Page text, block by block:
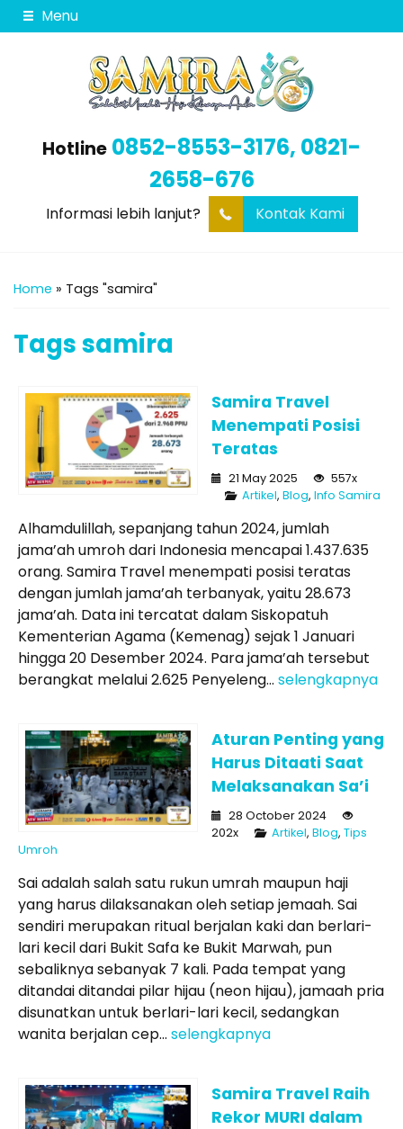
Menu
Hotline 0852-8553-3176, 0821-
2658-676
Informasi lebih lanjut? Kontak Kami
Home » Tags "samira"
Tagssamira
Samira Travel
Menempati Posisi
Teratas
21 May 2025
557x
Artikel, Blog, Info Samira
Alhamdulillah, sepanjang tahun 2024, jumlah
jama’ah umroh dari Indonesia mencapai 1.437.635
orang. Samira Travel menempati posisi teratas
dengan jumlah jama’ah terbanyak, yaitu 28.673
jama’ah. Data ini tercatat dalam Siskopatuh
Kementerian Agama (Kemenag) sejak 1 Januari
hingga 20 Desember 2024. Para jama’ah tersebut
berangkat melalui 2.625 Penyeleng... selengkapnya
Aturan Penting yang
Harus Ditaati Saat
Melaksanakan Sa’i
28 October 2024
202x
Artikel, Blog, Tips
Umroh
Sai adalah salah satu rukun umrah maupun haji
yang harus dilaksanakan oleh setiap jemaah. Sai
sendiri merupakan ritual berjalan kaki dan berlari-
lari kecil dari Bukit Safa ke Bukit Marwah, pun
sebaliknya sebanyak 7 kali. Pada tempat yang
ditandai ditandai pilar hijau (neon hijau), jamaah pria
disunatkan untuk berlari-lari kecil, sedangkan
wanita berjalan cep... selengkapnya
Samira Travel Raih
Rekor MURI dalam